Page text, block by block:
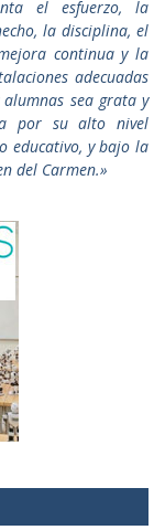
el esfuerzo, la
la disciplina, el
continua y la
adecuadas
sea grata y
por su alto nivel
educativo, y bajo la
del Carmen.»